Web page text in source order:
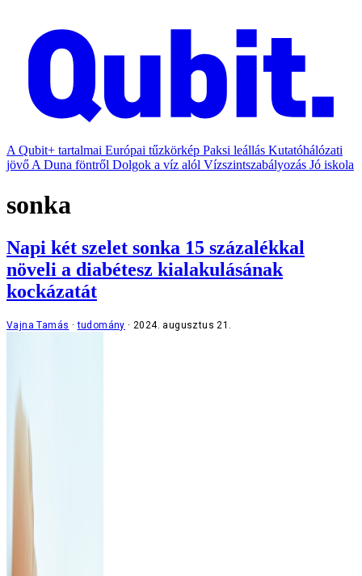
A Qubit+ tartalmai Európai tűzkörkép Paksi leállás Kutatóhálózati
jövő A Duna föntről Dolgok a víz alól Vízszintszabályozás Jó iskola
sonka
Napi két szelet sonka 15 százalékkal
növeli a diabétesz kialakulásának
kockázatát
Vajna Tamás tudomány 2024. augusztus 21.